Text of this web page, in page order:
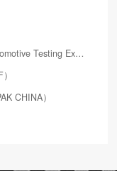
上海国际汽车测试及质量监控展览会（Automotive Testing Expo）
CHINA）